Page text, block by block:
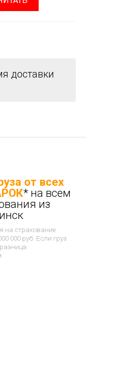
доставки
от всех
* на всем
из
на страхование
000 руб. Если груз